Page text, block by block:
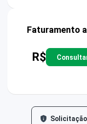
Faturamento
R$